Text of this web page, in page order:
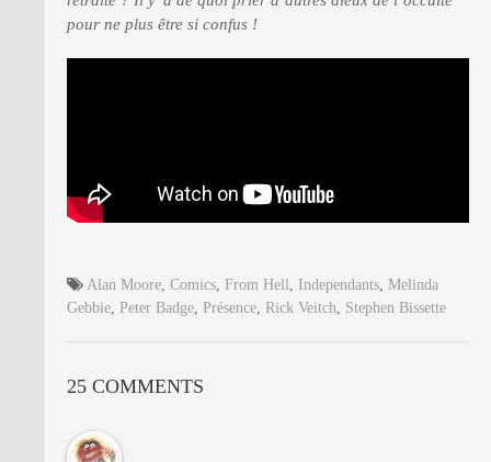
pour ne plus être si confus !
Alan Moore Comics From Hell Independants Melinda
Gebbie Peter Badge Présence Rick Veitch Stephen Bissette
25 COMMENTS